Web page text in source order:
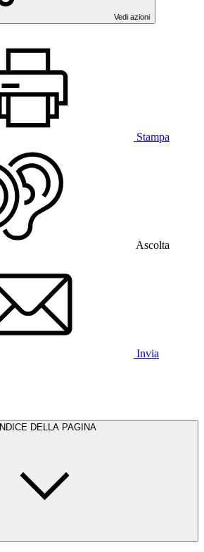
Vedi azioni
Stampa
Ascolta
Invia
INDICE DELLA PAGINA